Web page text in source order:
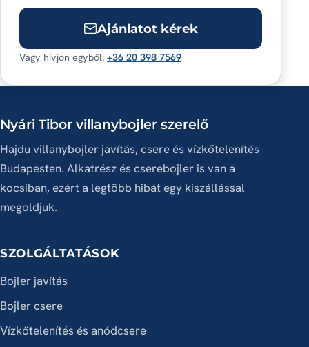
Ajánlatot kérek
Vagy hívjon egyből:+36 20 398 7569
Nyári Tibor villanybojler szerelő
Hajdu villanybojler javítás, csere és vízkőtelenítés
Budapesten. Alkatrész és cserebojler is van a
kocsiban, ezért a legtöbb hibát egy kiszállással
megoldjuk.
SZOLGÁLTATÁSOK
Bojler javítás
Bojler csere
Vízkőtelenítés és anódcsere